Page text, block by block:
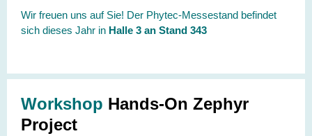
Wir freuen uns auf Sie! Der Phytec-Messestand befindet
sich dieses Jahr in Halle 3 an Stand 343
Workshop Hands-On Zephyr
Project